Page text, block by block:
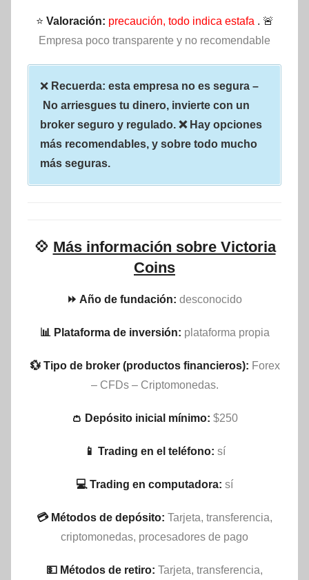
⭐ Valoración: precaución, todo indica estafa . 🚨
Empresa poco transparente y no recomendable
❌ Recuerda: esta empresa no es segura –
No arriesgues tu dinero, invierte con un
broker seguro y regulado. ❌ Hay opciones
más recomendables, y sobre todo mucho
más seguras.
💠 Más información sobre Victoria
Coins
⏩ Año de fundación: desconocido
📊 Plataforma de inversión: plataforma propia
💱 Tipo de broker (productos financieros): Forex
– CFDs – Criptomonedas.
👛 Depósito inicial mínimo: $250
📱 Trading en el teléfono: sí
💻 Trading en computadora: sí
💳 Métodos de depósito: Tarjeta, transferencia,
criptomonedas, procesadores de pago
💵​ Métodos de retiro: Tarjeta, transferencia,